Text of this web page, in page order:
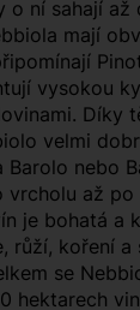
o ní sahají až
mají
vysokou
Díky
velmi
Barolo nebo
vrcholu až po
je bohatá a
růží, koření a
se
hektarech